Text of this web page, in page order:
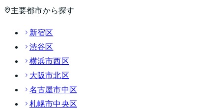
主要都市から探す
新宿区
渋谷区
横浜市西区
大阪市北区
名古屋市中区
札幌市中央区